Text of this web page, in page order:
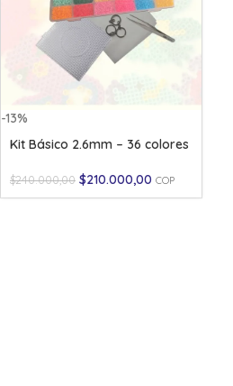
-13%
Kit Básico 2.6mm – 36 colores
$240.000,00 $210.000,00 COP